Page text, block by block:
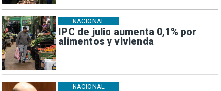
IPC de julio aumenta 0,1% por
alimentos y vivienda
NACIONAL
NACIONAL